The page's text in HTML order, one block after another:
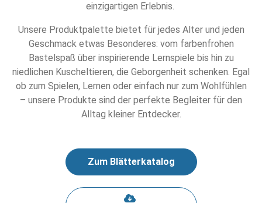
einzigartigen Erlebnis.
Unsere Produktpalette bietet für jedes Alter und jeden
Geschmack etwas Besonderes: vom farbenfrohen
Bastelspaß über inspirierende Lernspiele bis hin zu
niedlichen Kuscheltieren, die Geborgenheit schenken. Egal
ob zum Spielen, Lernen oder einfach nur zum Wohlfühlen
– unsere Produkte sind der perfekte Begleiter für den
Alltag kleiner Entdecker.
Zum Blätterkatalog